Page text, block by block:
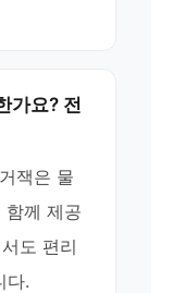
가요? 전
잭은 물
함께 제공
도 편리
다.